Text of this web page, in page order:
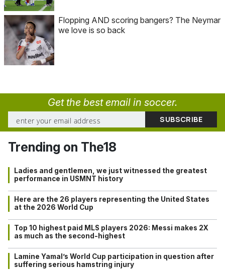
Flopping AND scoring bangers? The Neymar
we love is so back
Get the best email in soccer.
Trending on The18
Ladies and gentlemen, we just witnessed the greatest
performance in USMNT history
Here are the 26 players representing the United States
at the 2026 World Cup
Top 10 highest paid MLS players 2026: Messi makes 2X
as much as the second-highest
Lamine Yamal’s World Cup participation in question after
suffering serious hamstring injury